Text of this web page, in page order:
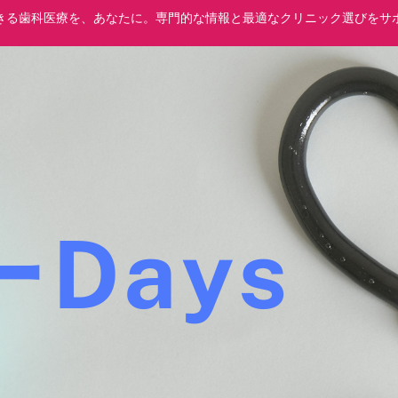
る歯科医療を、あなたに。専門的な情報と最適なクリニック選びをサ